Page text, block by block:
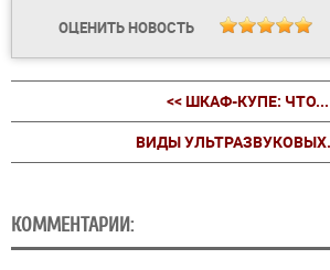
ОЦЕНИТЬ НОВОСТЬ
<< ШКАФ-КУПЕ: ЧТО...
ВИДЫ
КОММЕНТАРИИ: